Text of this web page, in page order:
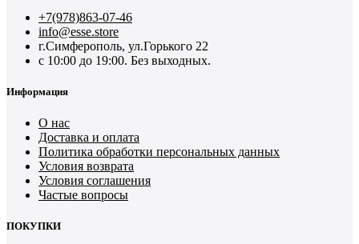
+7(978)863-07-46
info@esse.store
г.Симферополь, ул.Горького 22
с 10:00 до 19:00. Без выходных.
Информация
О нас
Доставка и оплата
Политика обработки персональных данных
Условия возврата
Условия соглашения
Частые вопросы
ПОКУПКИ